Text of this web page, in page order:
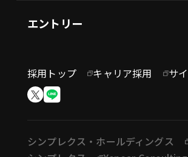
エントリー
採用トップ キャリア採用 サ
シンプレクス・ホールディングス